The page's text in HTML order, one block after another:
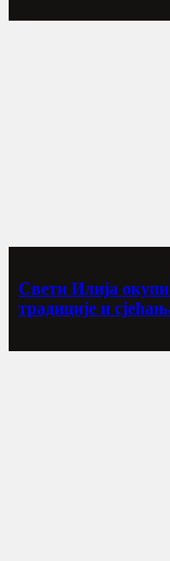
Свети Илија
традиције и